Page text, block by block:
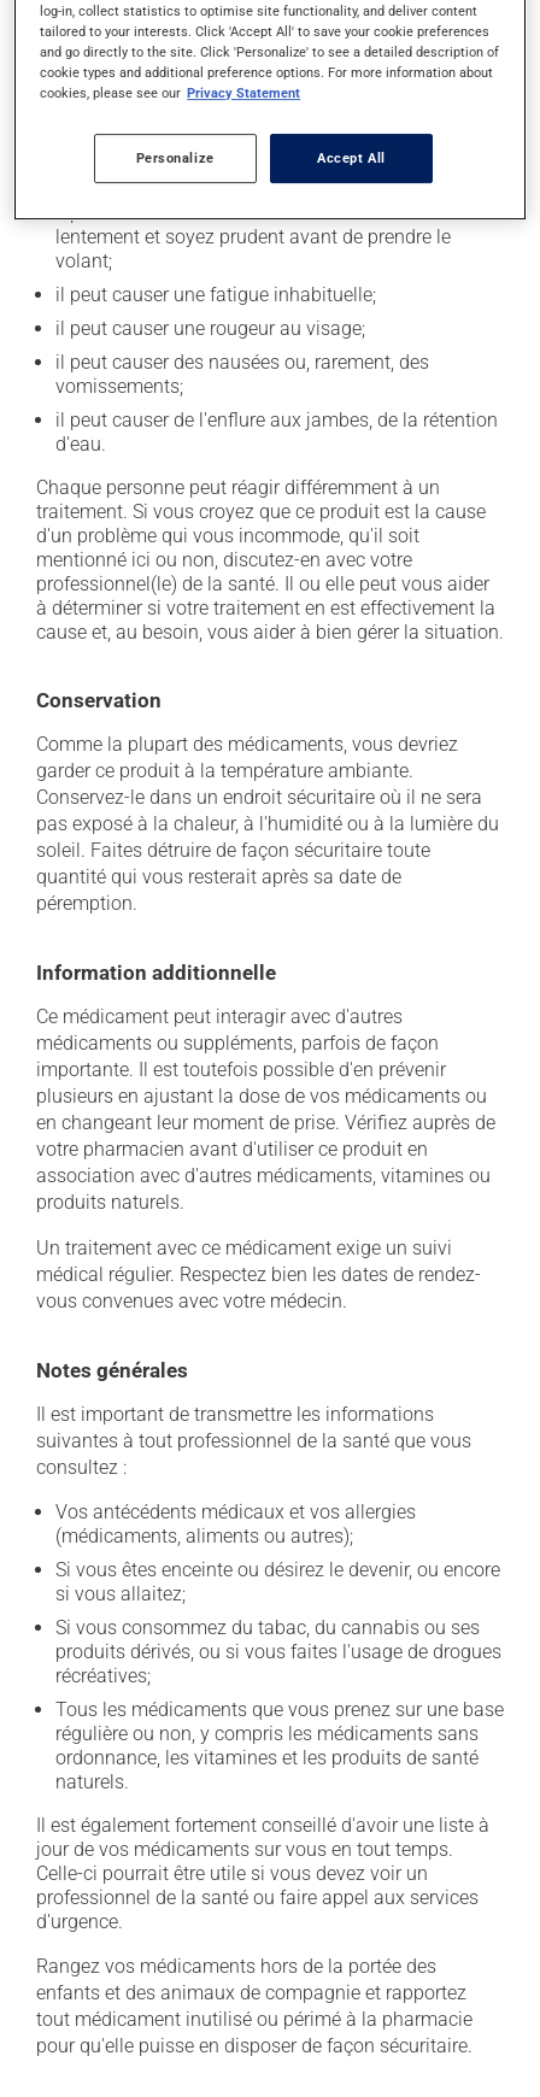
Effets indésirables
En plus de ses effets recherchés, ce produit peut à
l'occasion entraîner certains effets indésirables (effets
secondaires), notamment :
il peut causer des maux de tête;
il peut causer des étourdissements - levez-vous
lentement et soyez prudent avant de prendre le
volant;
il peut causer une fatigue inhabituelle;
il peut causer une rougeur au visage;
il peut causer des nausées ou, rarement, des
vomissements;
il peut causer de l'enflure aux jambes, de la rétention
d'eau.
Chaque personne peut réagir différemment à un
traitement. Si vous croyez que ce produit est la cause
d'un problème qui vous incommode, qu'il soit
mentionné ici ou non, discutez-en avec votre
professionnel(le) de la santé. Il ou elle peut vous aider
à déterminer si votre traitement en est effectivement la
cause et, au besoin, vous aider à bien gérer la situation.
Conservation
Comme la plupart des médicaments, vous devriez
garder ce produit à la température ambiante.
Conservez-le dans un endroit sécuritaire où il ne sera
pas exposé à la chaleur, à l'humidité ou à la lumière du
soleil. Faites détruire de façon sécuritaire toute
quantité qui vous resterait après sa date de
péremption.
Information additionnelle
Ce médicament peut interagir avec d'autres
médicaments ou suppléments, parfois de façon
importante. Il est toutefois possible d'en prévenir
plusieurs en ajustant la dose de vos médicaments ou
en changeant leur moment de prise. Vérifiez auprès de
votre pharmacien avant d'utiliser ce produit en
association avec d'autres médicaments, vitamines ou
produits naturels.
Un traitement avec ce médicament exige un suivi
médical régulier. Respectez bien les dates de rendez-
vous convenues avec votre médecin.
Notes générales
Il est important de transmettre les informations
suivantes à tout professionnel de la santé que vous
consultez :
Vos antécédents médicaux et vos allergies
(médicaments, aliments ou autres);
Si vous êtes enceinte ou désirez le devenir, ou encore
si vous allaitez;
Si vous consommez du tabac, du cannabis ou ses
produits dérivés, ou si vous faites l'usage de drogues
récréatives;
Tous les médicaments que vous prenez sur une base
régulière ou non, y compris les médicaments sans
ordonnance, les vitamines et les produits de santé
naturels.
Il est également fortement conseillé d'avoir une liste à
jour de vos médicaments sur vous en tout temps.
Celle-ci pourrait être utile si vous devez voir un
professionnel de la santé ou faire appel aux services
d'urgence.
Rangez vos médicaments hors de la portée des
enfants et des animaux de compagnie et rapportez
tout médicament inutilisé ou périmé à la pharmacie
pour qu'elle puisse en disposer de façon sécuritaire.
log-in, collect statistics to optimise site functionality, and deliver content
tailored to your interests. Click 'Accept All' to save your cookie preferences
and go directly to the site. Click 'Personalize' to see a detailed description of
cookie types and additional preference options. For more information about
cookies, please see our Privacy Statement
Personalize Accept All